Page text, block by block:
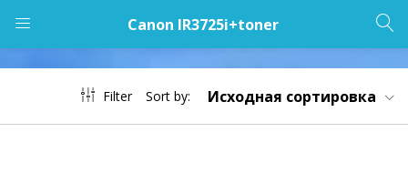
Canon IR3725i+toner
LOGIN
Enter your username and password to login.
Filter Sort by: Исходная сортировка